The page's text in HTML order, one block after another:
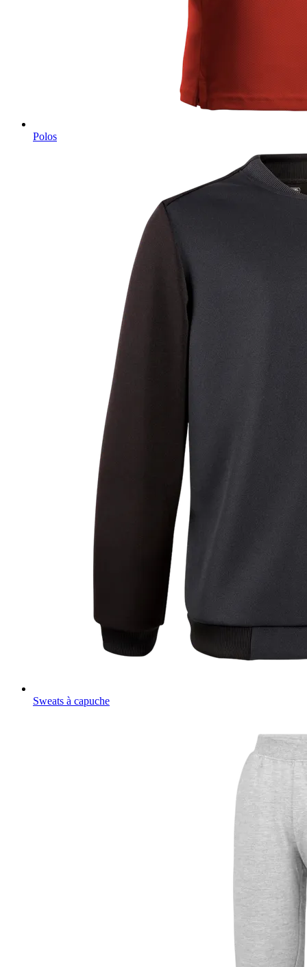
Polos
Sweats à capuche